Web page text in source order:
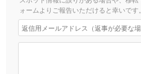
ォームよりご報告いただけると幸いです。